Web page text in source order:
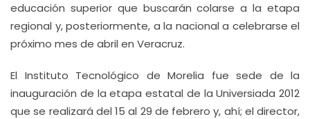
educación superior que buscarán colarse a la etapa
regional y, posteriormente, a la nacional a celebrarse el
próximo mes de abril en Veracruz.
El Instituto Tecnológico de Morelia fue sede de la
inauguración de la etapa estatal de la Universiada 2012
que se realizará del 15 al 29 de febrero y, ahí; el director,